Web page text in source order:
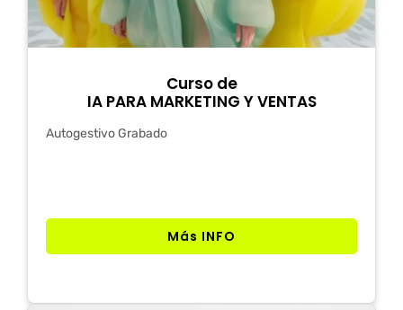
Curso de
IA PARA MARKETING Y VENTAS
Autogestivo Grabado
Más INFO